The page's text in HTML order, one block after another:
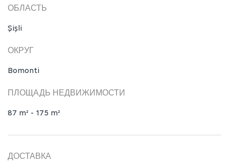
ОБЛАСТЬ
Şişli
ОКРУГ
Bomonti
ПЛОЩАДЬ НЕДВИЖИМОСТИ
87 m² - 175 m²
ДОСТАВКА